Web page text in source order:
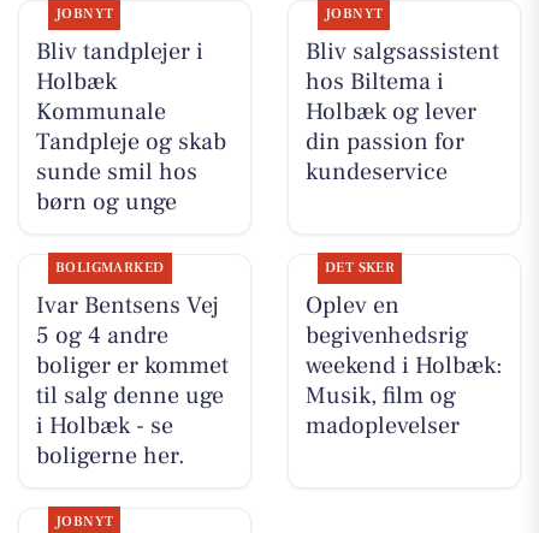
JOBNYT
Bliv tandplejer i
Holbæk
Kommunale
Tandpleje og skab
sunde smil hos
børn og unge
JOBNYT
Bliv salgsassistent
hos Biltema i
Holbæk og lever
din passion for
kundeservice
BOLIGMARKED
Ivar Bentsens Vej
5 og 4 andre
boliger er kommet
til salg denne uge
i Holbæk - se
boligerne her.
DET SKER
Oplev en
begivenhedsrig
weekend i Holbæk:
Musik, film og
madoplevelser
JOBNYT